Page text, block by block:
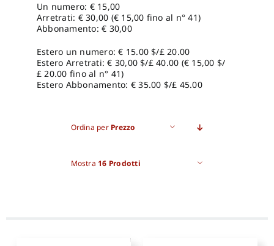
Un numero: € 15,00
Arretrati: € 30,00 (€ 15,00 fino al n° 41)
Abbonamento: € 30,00
Estero un numero: € 15.00 $/£ 20.00
Estero Arretrati: € 30,00 $/£ 40.00 (€ 15,00 $/
£ 20.00 fino al n° 41)
Estero Abbonamento: € 35.00 $/£ 45.00
Ordina per Prezzo
Mostra 16 Prodotti